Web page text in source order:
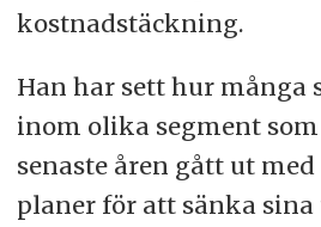
kostnadstäckning.
Han har sett hur många
inom olika segment
senaste åren gått ut
planer för att sänka sina